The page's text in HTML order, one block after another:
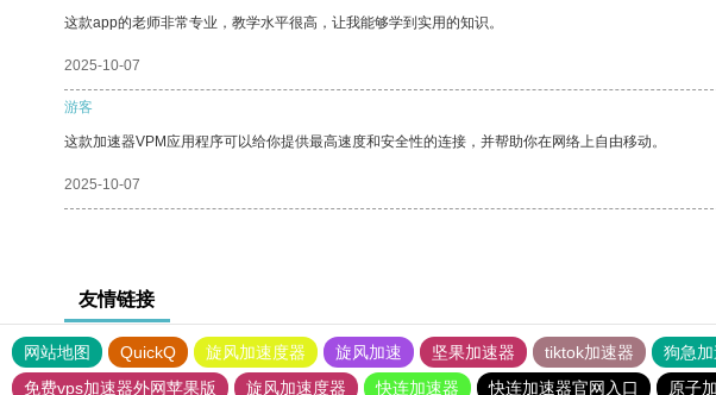
这款app的老师非常专业，教学水平很高，让我能够学到实用的知识。
2025-10-07
游客
这款加速器VPM应用程序可以给你提供最高速度和安全性的连接，并帮助你在网络上自由移动。
2025-10-07
友情链接
网站地图 QuickQ 旋风加速度器 旋风加速 坚果加速器 tiktok加速器 狗急
免费vps加速器外网苹果版
旋风加速度器 快连加速器 快连加速器官网入口 原子